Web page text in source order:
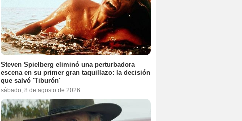
Steven Spielberg eliminó una perturbadora
escena en su primer gran taquillazo: la decisión
que salvó 'Tiburón'
sábado, 8 de agosto de 2026